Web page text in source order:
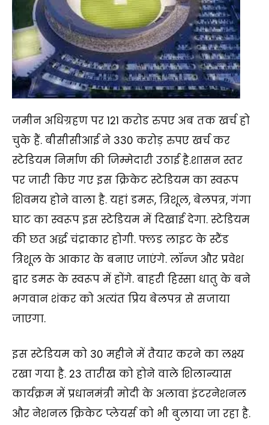
जमीन अधिग्रहण पर 121 करोड रुपए अब तक खर्च हो
चुके हैं. बीसीसीआई ने 330 करोड़ रुपए खर्च कर
स्टेडियम निर्माण की जिम्मेदारी उठाई है.शासन स्तर
पर जारी किए गए इस क्रिकेट स्टेडियम का स्वरूप
शिवमय होने वाला है. यहां डमरू, त्रिशूल, बेलपत्र, गंगा
घाट का स्वरूप इस स्टेडियम में दिखाई देगा. स्टेडियम
की छत अर्द्ध चंद्राकार होगी. फ्लड लाइट के स्टैंड
त्रिशूल के आकार के बनाए जाएंगे. लॉन्ज और प्रवेश
द्वार डमरू के स्वरूप में होंगे. बाहरी हिस्सा धातु के बने
भगवान शंकर को अत्यंत प्रिय बेलपत्र से सजाया
जाएगा.
इस स्टेडियम को 30 महीने में तैयार करने का लक्ष्य
रखा गया है. 23 तारीख को होने वाले शिलान्यास
कार्यक्रम में प्रधानमंत्री मोदी के अलावा इंटरनेशनल
और नेशनल क्रिकेट प्लेयर्स को भी बुलाया जा रहा है.